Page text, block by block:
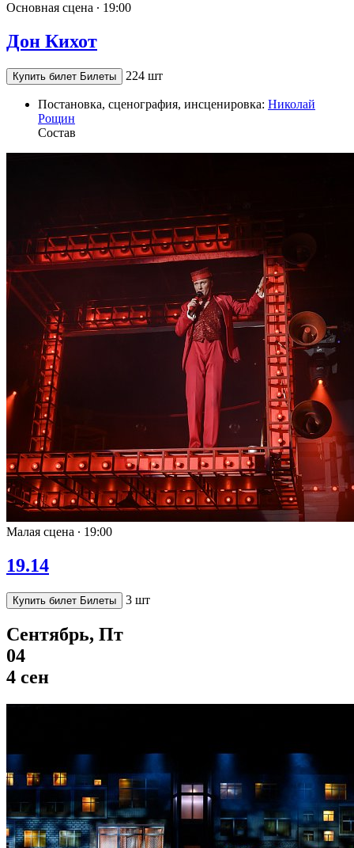
Основная сцена ∙ 19:00
Дон Кихот
Купить билет Билеты 224 шт
Постановка, сценография, инсценировка: Николай
Рощин
Состав
Малая сцена ∙ 19:00
19.14
Купить билет Билеты 3 шт
Сентябрь, Пт
04
4 сен